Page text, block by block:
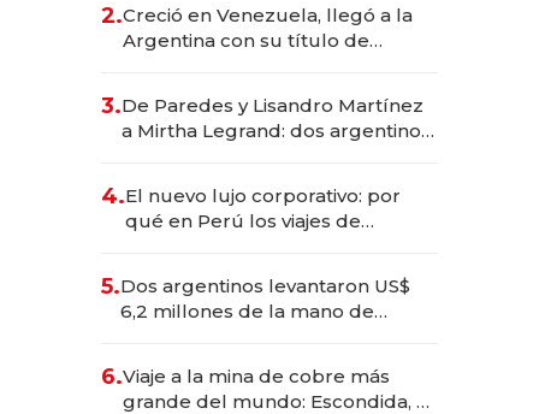
2.Creció en Venezuela, llegó a la
Argentina con su título de
las marcas "fast premium"
3.De Paredes y Lisandro Martínez
a Mirtha Legrand: dos argentinos
4.El nuevo lujo corporativo: por
qué en Perú los viajes de
transformadoras
5.Dos argentinos levantaron US$
6,2 millones de la mano de
6.Viaje a la mina de cobre más
grande del mundo: Escondida, el